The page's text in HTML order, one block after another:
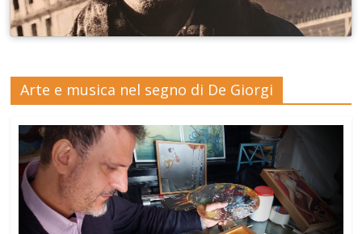
Arte e musica nel segno di De Giorgi